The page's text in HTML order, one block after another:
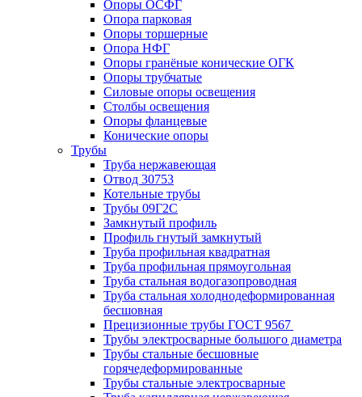
Опоры ОСФГ
Опора парковая
Опоры торшерные
Опора НФГ
Опоры гранёные конические ОГК
Опоры трубчатые
Силовые опоры освещения
Столбы освещения
Опоры фланцевые
Конические опоры
Трубы
Труба нержавеющая
Отвод 30753
Котельные трубы
Трубы 09Г2С
Замкнутый профиль
Профиль гнутый замкнутый
Труба профильная квадратная
Труба профильная прямоугольная
Труба стальная водогазопроводная
Труба стальная холоднодеформированная
бесшовная
Прецизионные трубы ГОСТ 9567
Трубы электросварные большого диаметра
Трубы стальные бесшовные
горячедеформированные
Трубы стальные электросварные